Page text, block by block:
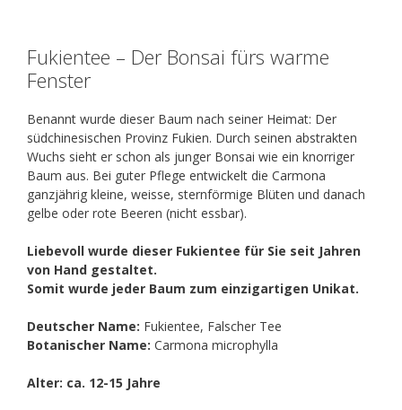
Fukientee – Der Bonsai fürs warme
Fenster
Benannt wurde dieser Baum nach seiner Heimat: Der
südchinesischen Provinz Fukien. Durch seinen abstrakten
Wuchs sieht er schon als junger Bonsai wie ein knorriger
Baum aus. Bei guter Pflege entwickelt die Carmona
ganzjährig kleine, weisse, sternförmige Blüten und danach
gelbe oder rote Beeren (nicht essbar).
Liebevoll wurde dieser Fukientee für Sie seit Jahren
von Hand gestaltet.
Somit wurde jeder Baum zum einzigartigen Unikat.
Deutscher Name: Fukientee, Falscher Tee
Botanischer Name: Carmona microphylla
Alter: ca. 12-15 Jahre